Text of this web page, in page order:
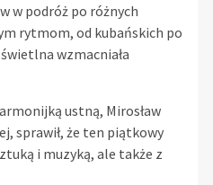
w podróż po różnych
rytmom, od kubańskich po
wzmacniała
ustną, Mirosław
sprawił, że ten piątkowy
i muzyką, ale także z